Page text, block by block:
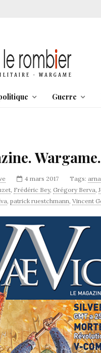
Guerre
Wargame.
4 mars 2017 Tags:
, Frédéric Bey, Grégory Berva,
, patrick ruestchmann, Vincent